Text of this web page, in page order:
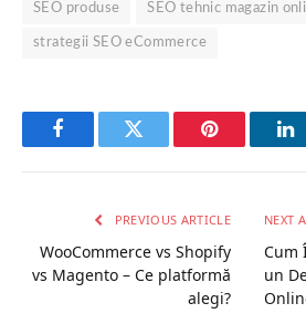
SEO produse SEO tehnic magazin
strategii SEO eCommerce
FacebookTwitter Pinterest
PREVIOUS ARTICLE
WooCommerce vs Shopify
vs Magento – Ce platformă
alegi?
NEXT
Cum
un